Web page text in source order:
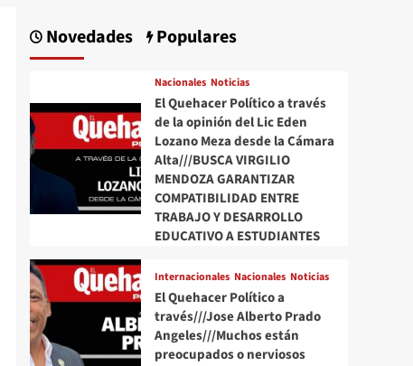
Novedades Populares
Nacionales Noticias
El Quehacer Político a través
de la opinión del Lic Eden
Lozano Meza desde la Cámara
Alta///BUSCA VIRGILIO
MENDOZA GARANTIZAR
COMPATIBILIDAD ENTRE
TRABAJO Y DESARROLLO
EDUCATIVO A ESTUDIANTES
Internacionales Nacionales Noticias
El Quehacer Político a
través///Jose Alberto Prado
Angeles///Muchos están
preocupados o nerviosos